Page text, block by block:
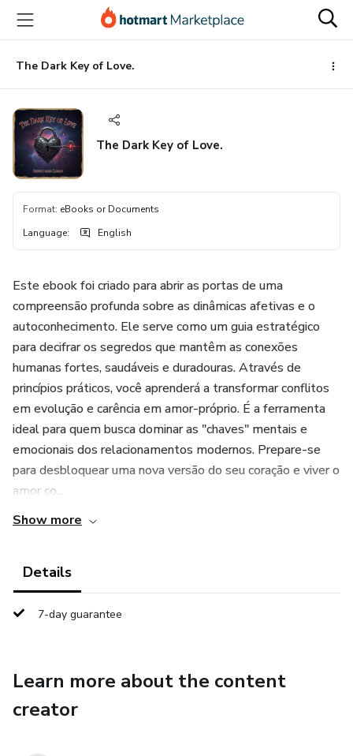
main
content
The Dark Key of Love.
The Dark Key of Love.
Format: eBooks or Documents
Language: English
Este ebook foi criado para abrir as portas de uma
compreensão profunda sobre as dinâmicas afetivas e o
autoconhecimento. Ele serve como um guia estratégico
para decifrar os segredos que mantêm as conexões
humanas fortes, saudáveis e duradouras. Através de
princípios práticos, você aprenderá a transformar conflitos
em evolução e carência em amor-próprio. É a ferramenta
ideal para quem busca dominar as "chaves" mentais e
emocionais dos relacionamentos modernos. Prepare-se
para desbloquear uma nova versão do seu coração e viver o
amor co...
Show more
Details
7-day guarantee
Learn more about the content
creator